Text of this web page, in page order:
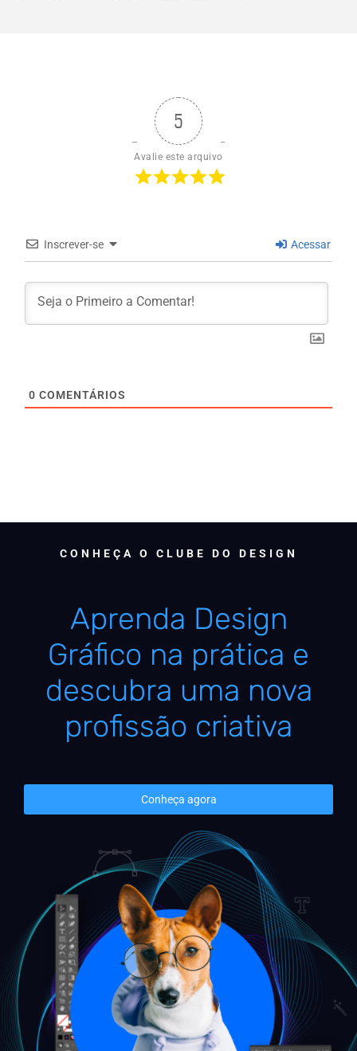
5
Avalie este arquivo
Inscrever-se Acessar
0 COMENTÁRIOS
CONHEÇA O CLUBE DO DESIGN
Aprenda Design
Gráfico na prática e
descubra uma nova
profissão criativa
Conheça agora